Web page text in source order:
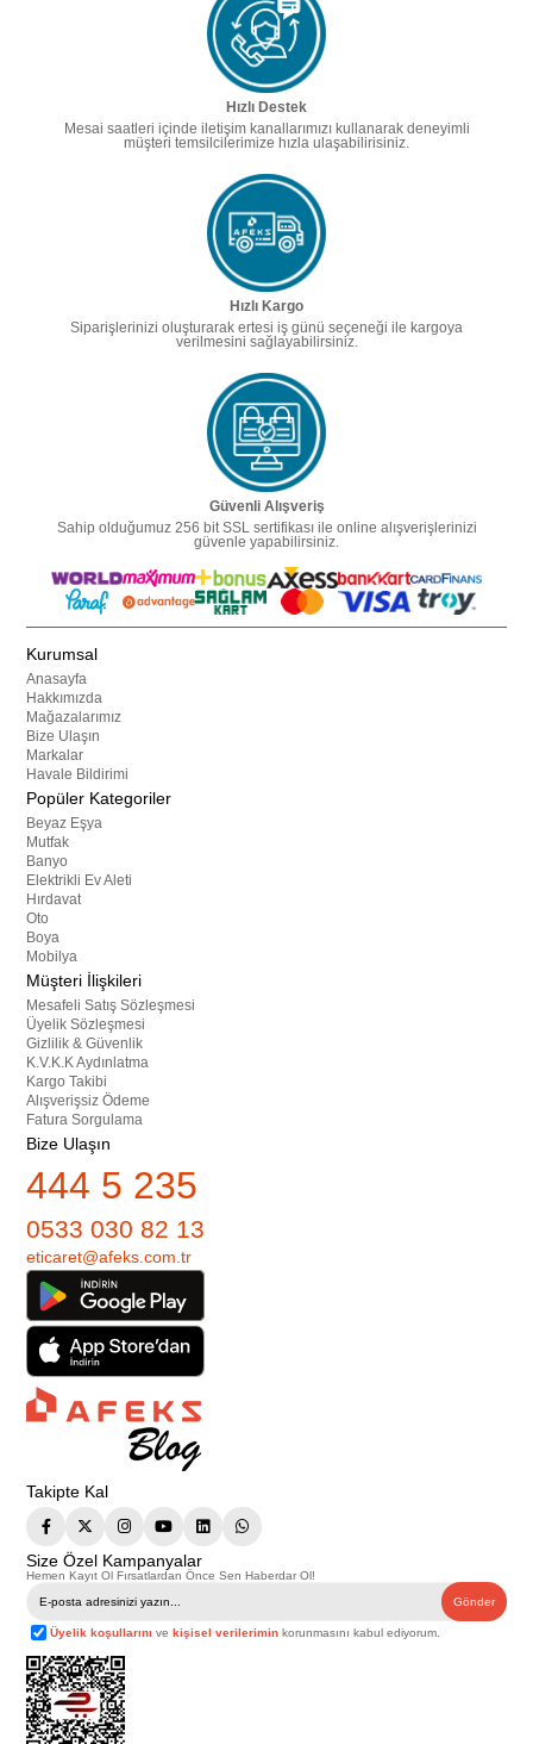
Hızlı Destek
Mesai saatleri içinde iletişim kanallarımızı kullanarak deneyimli
müşteri temsilcilerimize hızla ulaşabilirisiniz.
Hızlı Kargo
Siparişlerinizi oluşturarak ertesi iş günü seçeneği ile kargoya
verilmesini sağlayabilirsiniz.
Güvenli Alışveriş
Sahip olduğumuz 256 bit SSL sertifikası ile online alışverişlerinizi
güvenle yapabilirsiniz.
Kurumsal
Anasayfa
Hakkımızda
Mağazalarımız
Bize Ulaşın
Markalar
Havale Bildirimi
Popüler Kategoriler
Beyaz Eşya
Mutfak
Banyo
Elektrikli Ev Aleti
Hırdavat
Oto
Boya
Mobilya
Müşteri İlişkileri
Mesafeli Satış Sözleşmesi
Üyelik Sözleşmesi
Gizlilik & Güvenlik
K.V.K.K Aydınlatma
Kargo Takibi
Alışverişsiz Ödeme
Fatura Sorgulama
Bize Ulaşın
444 5 235
0533 030 82 13
eticaret@afeks.com.tr
Takipte Kal
Size Özel Kampanyalar
Hemen Kayıt Ol Fırsatlardan Önce Sen Haberdar Ol!
Gönder
Üyelik koşullarını vekişisel verilerimin korunmasını kabul ediyorum.